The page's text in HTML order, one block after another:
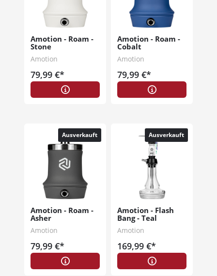
Amotion - Roam -
Stone
Amotion
79,99 €*
Amotion - Roam -
Cobalt
Amotion
79,99 €*
Ausverkauft
Amotion - Roam -
Asher
Amotion
79,99 €*
Ausverkauft
Amotion - Flash
Bang - Teal
Amotion
169,99 €*